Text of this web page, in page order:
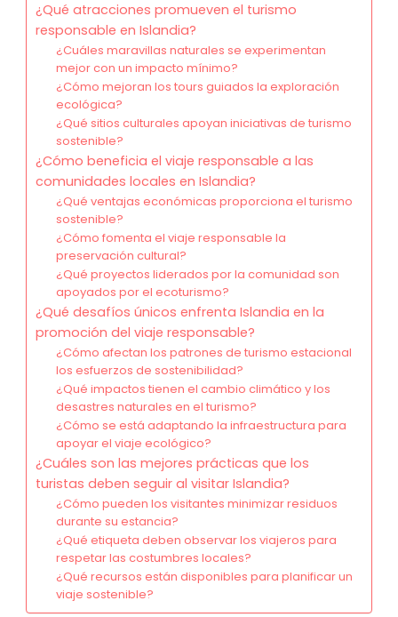
¿Qué atracciones promueven el turismo
responsable en Islandia?
¿Cuáles maravillas naturales se experimentan
mejor con un impacto mínimo?
¿Cómo mejoran los tours guiados la exploración
ecológica?
¿Qué sitios culturales apoyan iniciativas de turismo
sostenible?
¿Cómo beneficia el viaje responsable a las
comunidades locales en Islandia?
¿Qué ventajas económicas proporciona el turismo
sostenible?
¿Cómo fomenta el viaje responsable la
preservación cultural?
¿Qué proyectos liderados por la comunidad son
apoyados por el ecoturismo?
¿Qué desafíos únicos enfrenta Islandia en la
promoción del viaje responsable?
¿Cómo afectan los patrones de turismo estacional
los esfuerzos de sostenibilidad?
¿Qué impactos tienen el cambio climático y los
desastres naturales en el turismo?
¿Cómo se está adaptando la infraestructura para
apoyar el viaje ecológico?
¿Cuáles son las mejores prácticas que los
turistas deben seguir al visitar Islandia?
¿Cómo pueden los visitantes minimizar residuos
durante su estancia?
¿Qué etiqueta deben observar los viajeros para
respetar las costumbres locales?
¿Qué recursos están disponibles para planificar un
viaje sostenible?